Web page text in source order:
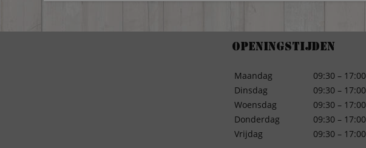
Openingstijden
Maandag
Dinsdag
Woensdag
Donderdag
Vrijdag
09:30 – 17:00
09:30 – 17:00
09:30 – 17:00
09:30 – 17:00
09:30 – 17:00